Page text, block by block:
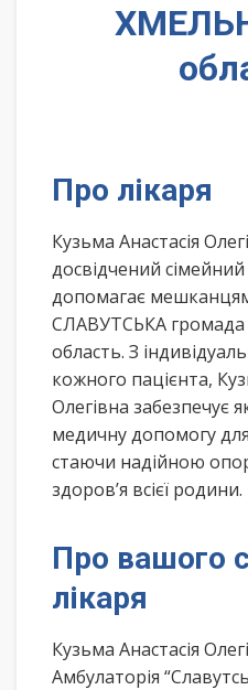
Про лікаря
Кузьма Анастасія
досвідчений
допомагає
СЛАВУТСЬКА
область. З
кожного пацієнта,
Олегівна забезпечує
медичну допомогу
стаючи надійною
здоров’я всієї родини.
Про вашого
лікаря
Кузьма Анастасія
Амбулаторія